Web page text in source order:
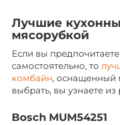
Лучшие
мясорубкой
Если вы
самостоятельно, то
комбайн, оснащенный
выбрать, вы узнаете из
Bosch MUM54251